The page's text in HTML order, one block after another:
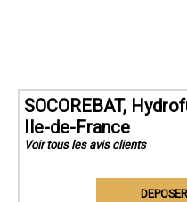
SOCOREBAT,
Ile-de-France
Voir tous les avis clients